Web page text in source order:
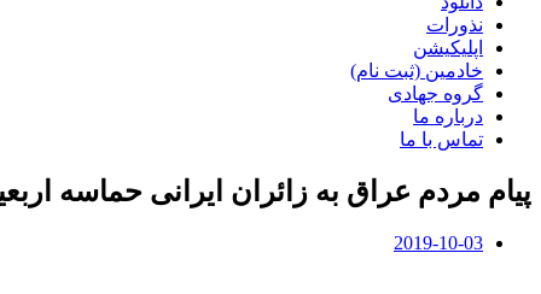
نذورات
اپلیکیشن
خادمین (ثبت نام)
گروه جهادی
درباره ما
تماس با ما
پیام مردم عراق به زائران ایرانی حماسه
2019-10-03